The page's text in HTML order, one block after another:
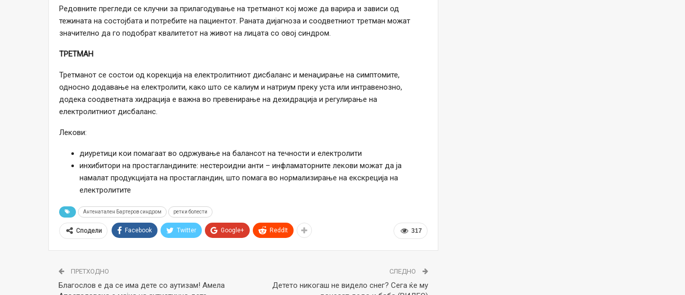
Редовните прегледи се клучни за прилагодување на третманот кој може да варира и зависи од
тежината на состојбата и потребите на пациентот. Раната дијагноза и соодветниот третман можат
значително да го подобрат квалитетот на живот на лицата со овој синдром.
ТРЕТМАН
Третманот се состои од корекција на електролитниот дисбаланс и менаџирање на симптомите,
односно додавање на електролити, како што се калиум и натриум преку уста или интравенозно,
додека соодветната хидрација е важна во превенирање на дехидрација и регулирање на
електролитниот дисбаланс.
Лекови:
диуретици кои помагаат во одржување на балансот на течности и електролити
инхибитори на простагландините: нестероидни анти – инфламаторните лекови можат да ја
намалат продукцијата на простагландин, што помага во нормализирање на екскреција на
електролитите
Антенатален Бартеров синдром ретки болести
317
Сподели Facebook Twitter Google+ ReddIt
ПРЕТХОДНО
Благослов е да се има дете со аутизам! Амела
СЛЕДНО
Детето никогаш не видело снег? Сега ќе му